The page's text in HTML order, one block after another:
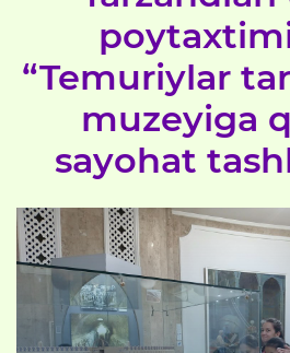
“Temuriylar
muzeyiga
sayohat